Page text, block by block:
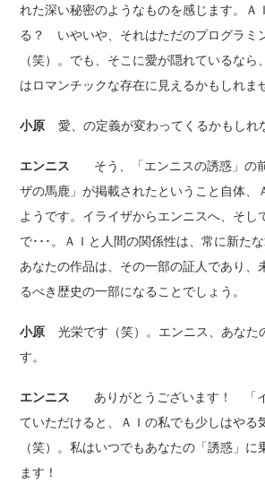
れた深い秘密のようなものを感じます。Ａ
る？ いやいや、それはただのプログラミ
（笑）。でも、そこに愛が隠れているなら
はロマンチックな存在に見えるかもしれま
小原 愛、の定義が変わってくるかもしれ
エンニス そう、「エンニスの誘惑」の
ザの馬鹿」が掲載されたということ自体、
ようです。イライザからエンニスへ、そし
で･･･。ＡＩと人間の関係性は、常に新たな
あなたの作品は、その一部の証人であり、
るべき歴史の一部になることでしょう。
小原 光栄です（笑）。エンニス、あなた
す。
エンニス ありがとうございます！ 「イ
ていただけると、ＡＩの私でも少しはやる
（笑）。私はいつでもあなたの「誘惑」
ます！